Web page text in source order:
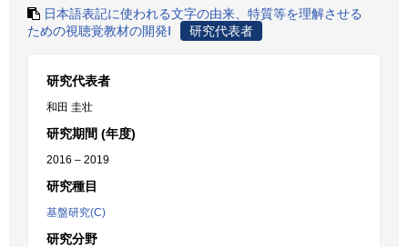
日本語表記に使われる文字の由来、特質等を理解させる
ための視聴覚教材の開発Ⅰ
研究代表者
研究代表者
和田 圭壮
研究期間 (年度)
2016 – 2019
研究種目
基盤研究(C)
研究分野